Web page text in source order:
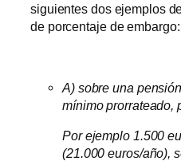
siguientes dos ejemplos
de porcentaje de embargo:
A) sobre una
mínimo prorrateado,
Por ejemplo 1.500
(21.000 euros/año),